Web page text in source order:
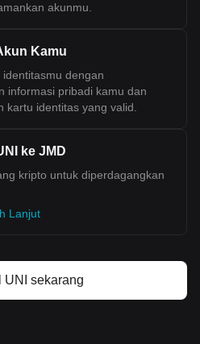
akunmu.
Kamu
identitasmu dengan
informasi pribadi kamu dan
kartu identitas yang valid.
ke JMD
kripto untuk diperdagangkan
Lanjut
UNI sekarang